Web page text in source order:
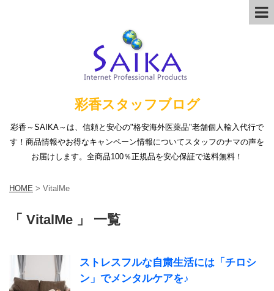
彩香スタッフブログ
彩香～SAIKA～は、信頼と安心の"格安海外医薬品"老舗個人輸入代行で
す！商品情報やお得なキャンペーン情報についてスタッフのナマの声を
お届けします。全商品100％正規品を安心保証で送料無料！
HOME > VitalMe
「 VitalMe 」 一覧
ストレスフルな自粛生活には「チロシ
ン」でメンタルケアを♪